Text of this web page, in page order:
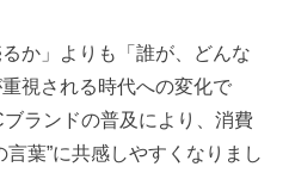
か」よりも「誰が、どんな
視される時代への変化で
ランドの普及により、消費
葉”に共感しやすくなりまし